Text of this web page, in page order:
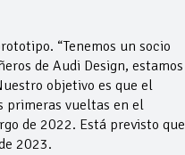
“Tenemos un socio
de Audi Design, estamos
objetivo es que el
primeras vueltas en el
de 2022. Está previsto que
2023.